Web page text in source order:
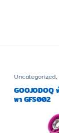
Uncategorized,
GOOJODOQ พั
พา GFS002